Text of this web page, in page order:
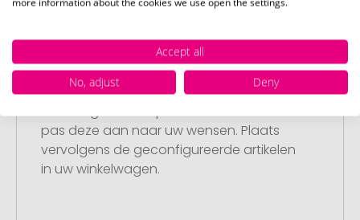
Stap 1:
Artikelconfiguratie
Kies uw gewenste promotieartikelen en
pas deze aan naar uw wensen. Plaats
vervolgens de geconfigureerde artikelen
in uw winkelwagen.
Accept all
No, adjust
Deny